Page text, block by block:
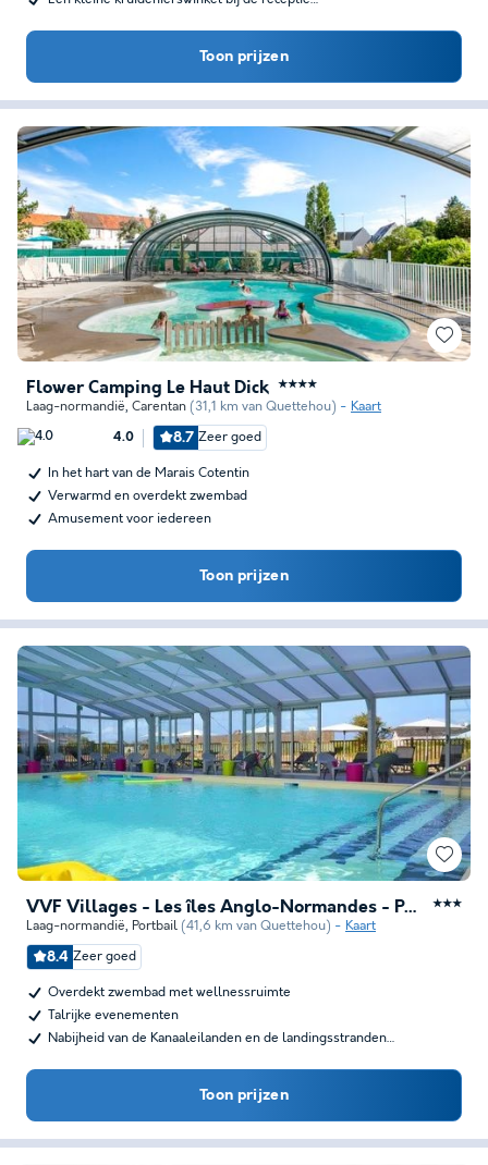
Toon prijzen
Flower Camping Le Haut Dick ★★★★
Laag-normandië, Carentan (31,1 km van Quettehou) Kaart
4.0 8.7 Zeer goed
In het hart van de Marais Cotentin
Verwarmd en overdekt zwembad
Amusement voor iedereen
Toon prijzen
VVF Villages - Les îles Anglo-Normandes - Portbail ★★★
Laag-normandië, Portbail (41,6 km van Quettehou) Kaart
8.4 Zeer goed
Overdekt zwembad met wellnessruimte
Talrijke evenementen
Nabijheid van de Kanaaleilanden en de landingsstranden…
Toon prijzen